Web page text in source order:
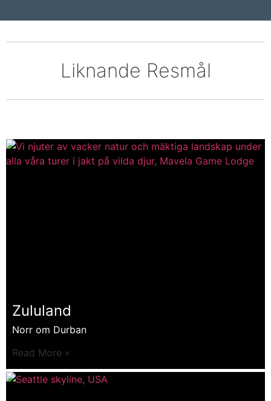
Liknande Resmål
Zululand
Norr om Durban
Read More »